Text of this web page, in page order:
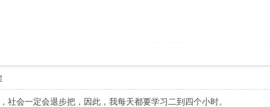
社会一定会退步把，因此，我每天都要学习二到四个小时。